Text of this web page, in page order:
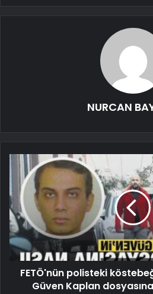
NURCAN
FETÖ'nün polisteki
Güven Kaplan